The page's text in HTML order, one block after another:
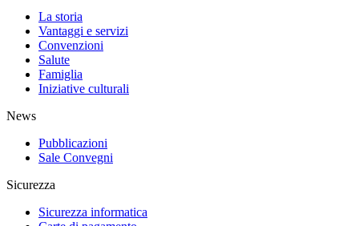
La storia
Vantaggi e servizi
Convenzioni
Salute
Famiglia
Iniziative culturali
News
Pubblicazioni
Sale Convegni
Sicurezza
Sicurezza informatica